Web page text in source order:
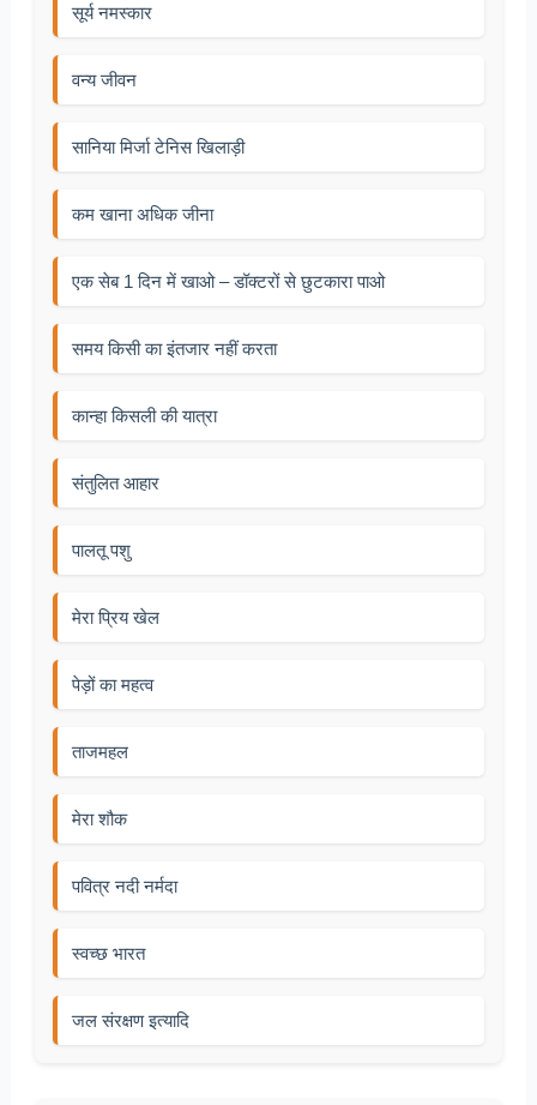
सूर्य नमस्कार
वन्य जीवन
सानिया मिर्जा टेनिस खिलाड़ी
कम खाना अधिक जीना
एक सेब 1 दिन में खाओ – डॉक्टरों से छुटकारा पाओ
समय किसी का इंतजार नहीं करता
कान्हा किसली की यात्रा
संतुलित आहार
पालतू पशु
मेरा प्रिय खेल
पेड़ों का महत्व
ताजमहल
मेरा शौक
पवित्र नदी नर्मदा
स्वच्छ भारत
जल संरक्षण इत्यादि